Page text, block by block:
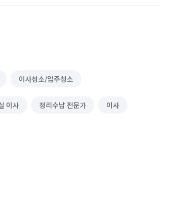
이사청소/입주청소
이사 정리수납 전문가 이사